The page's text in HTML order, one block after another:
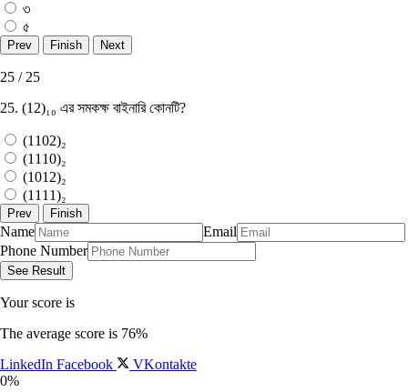
৩
৫
25 / 25
25. (12)₁₀ এর সমকক্ষ বাইনারি কোনটি?
(1102)₂
(1110)₂
(1012)₂
(1111)₂
Name
Email
Phone Number
Your score is
The average score is 76%
LinkedIn Facebook
VKontakte
0%